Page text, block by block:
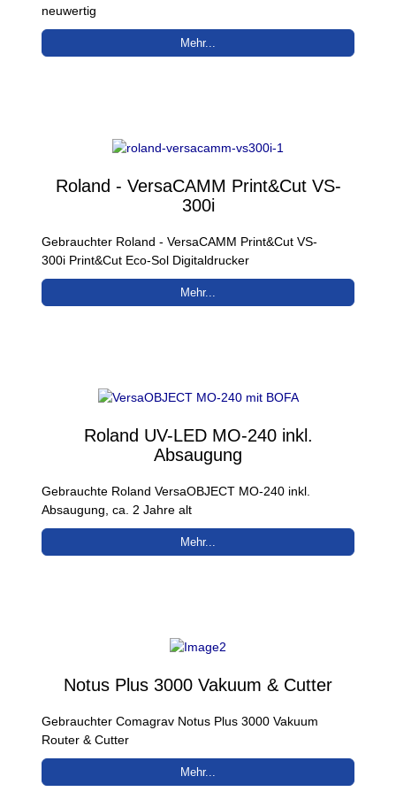
neuwertig
Mehr...
Roland - VersaCAMM Print&Cut VS-
300i
Gebrauchter Roland - VersaCAMM Print&Cut VS-
300i Print&Cut Eco-Sol Digitaldrucker
Mehr...
Roland UV-LED MO-240 inkl.
Absaugung
Gebrauchte Roland VersaOBJECT MO-240 inkl.
Absaugung, ca. 2 Jahre alt
Mehr...
Notus Plus 3000 Vakuum & Cutter
Gebrauchter Comagrav Notus Plus 3000 Vakuum
Router & Cutter
Mehr...